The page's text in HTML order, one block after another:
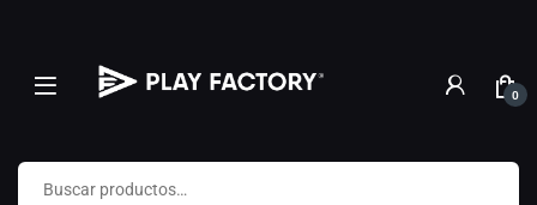
0
Buscar por: